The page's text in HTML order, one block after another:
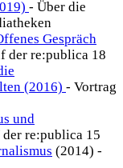
- Über die
Gespräch
der re:publica 18
(2016) - Vortrag
und
re:publica 15
(2014) -